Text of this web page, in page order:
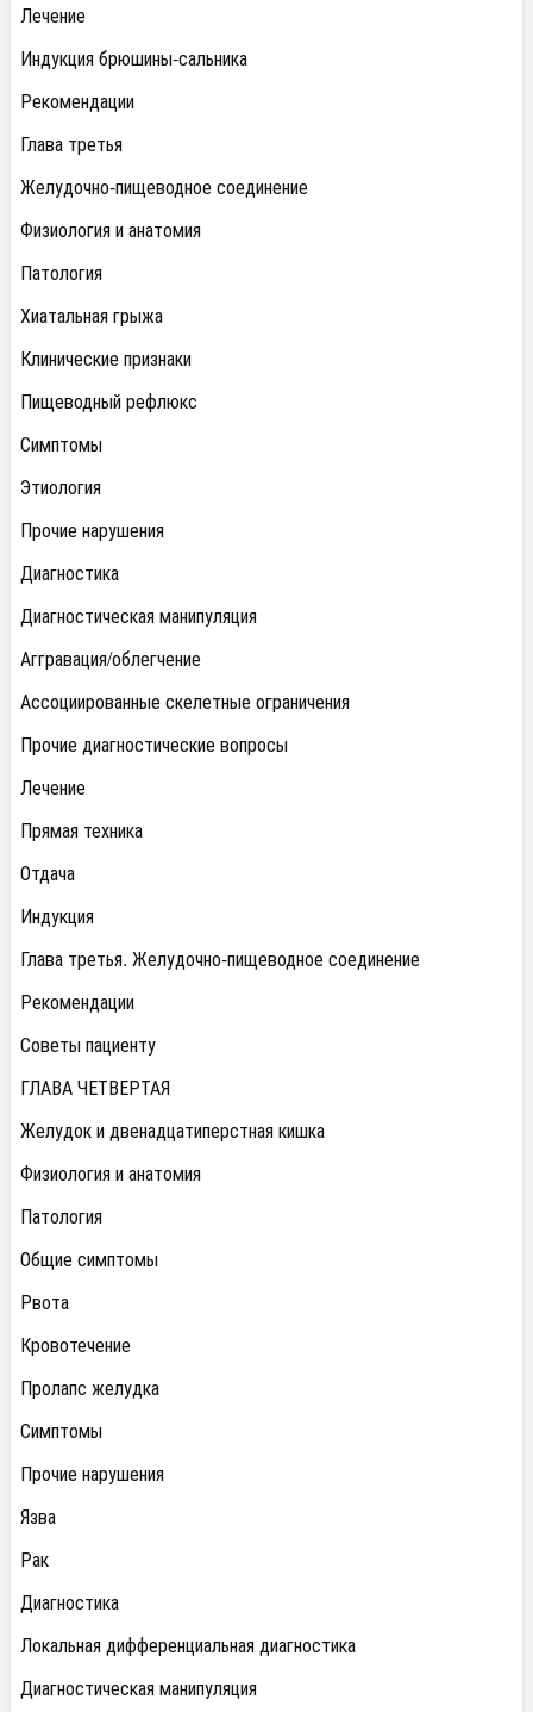
Лечение
Индукция брюшины-сальника
Рекомендации
Глава третья
Желудочно-пищеводное соединение
Физиология и анатомия
Патология
Хиатальная грыжа
Клинические признаки
Пищеводный рефлюкс
Симптомы
Этиология
Прочие нарушения
Диагностика
Диагностическая манипуляция
Аггравация/облегчение
Ассоциированные скелетные ограничения
Прочие диагностические вопросы
Лечение
Прямая техника
Отдача
Индукция
Глава третья. Желудочно-пищеводное соединение
Рекомендации
Советы пациенту
ГЛАВА ЧЕТВЕРТАЯ
Желудок и двенадцатиперстная кишка
Физиология и анатомия
Патология
Общие симптомы
Рвота
Кровотечение
Пролапс желудка
Симптомы
Прочие нарушения
Язва
Рак
Диагностика
Локальная дифференциальная диагностика
Диагностическая манипуляция